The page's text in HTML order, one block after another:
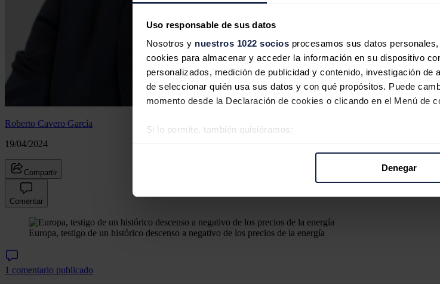
Uso responsable de sus datos
Nosotros y nuestros 1022 socios procesamos sus datos
cookies para almacenar y acceder la información en su dispositivo
personalizados, medición de publicidad y contenido, investigación
de seleccionar quién usa sus datos y con qué propósitos. Puede
momento desde la Declaración de cookies o clicando en el Menú de
Si lo permite, también quisiéramos:
Las cookies de este sitio web se usan para personalizar el contenido
y analizar el tráfico. Además, compartimos información sobre el uso
Denegar
Roberto Cavero García
19/04/2024
Compartir
Comentar
Europa, testigo de un histórico descenso a negativo de los precios de la energía
1 comentario publicado